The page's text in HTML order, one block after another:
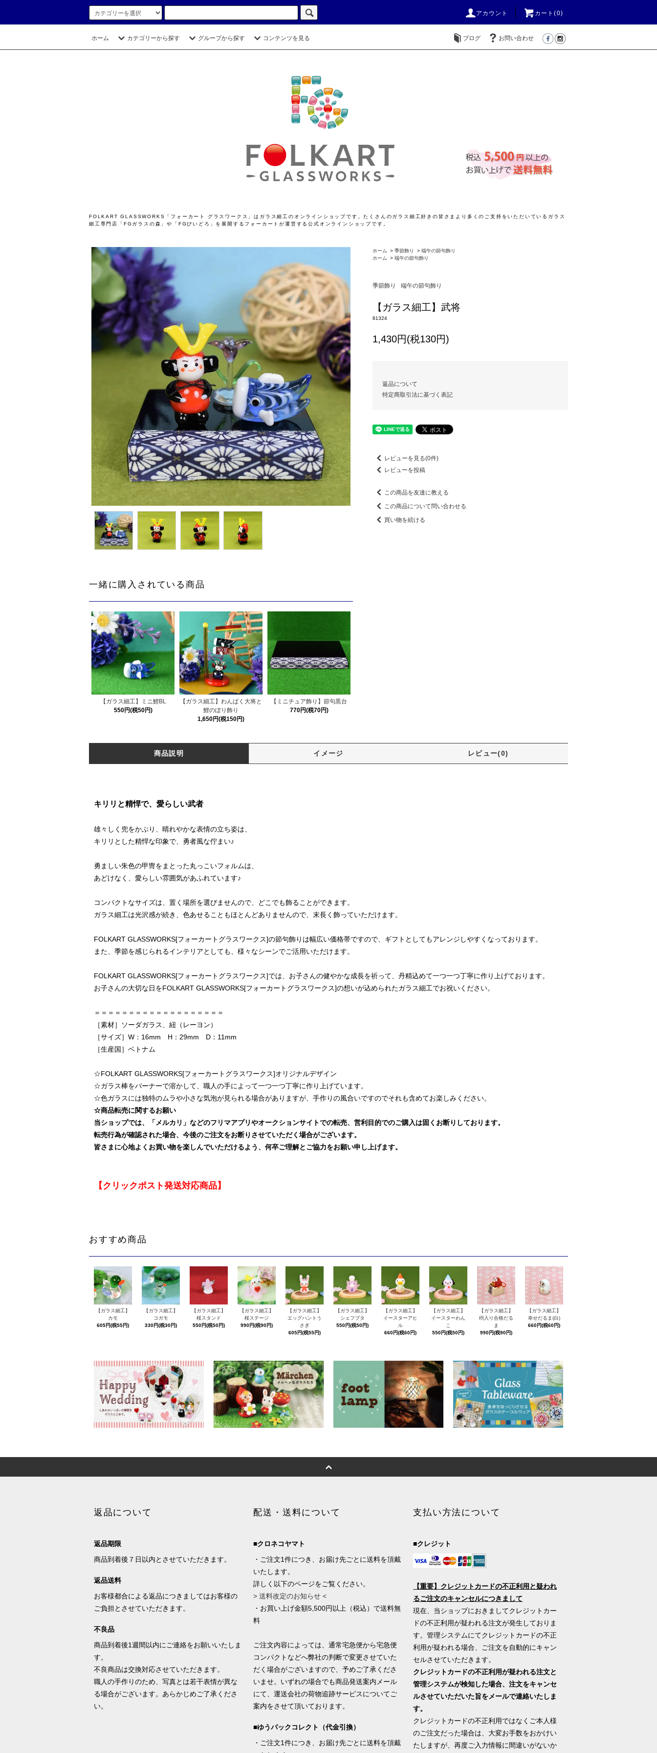
アカウント カート(0)
ホーム カテゴリーから探す グループから探す コンテンツを見る ブログ お問い合わせ
FOLKART GLASSWORKS「フォーカート グラスワークス」はガラス細工のオンラインショップです。たくさんのガラス細工好きの皆さまより多くのご支持をいただいているガラス
細工専門店「FGガラスの森」や「FGびいどろ」を展開するフォーカートが運営する公式オンラインショップです。
一緒に購入されている商品
【ガラス細工】ミニ鯉BL
550円(税50円)
【ガラス細工】わんぱく大将と
鯉のぼり飾り
1,650円(税150円)
【ミニチュア飾り】節句黒台
770円(税70円)
ホーム > 季節飾り > 端午の節句飾り
ホーム
> 端午の節句飾り
季節飾り 端午の節句飾り
【ガラス細工】武将
81324
1,430円(税130円)
返品について
特定商取引法に基づく表記
レビューを見る(0件)
レビューを投稿
この商品を友達に教える
この商品について問い合わせる
買い物を続ける
商品説明 イメージ レビュー(0)
キリリと精悍で、愛らしい武者
雄々しく兜をかぶり、晴れやかな表情の立ち姿は、
キリリとした精悍な印象で、勇者風な佇まい♪
勇ましい朱色の甲冑をまとった丸っこいフォルムは、
あどけなく、愛らしい雰囲気があふれています♪
コンパクトなサイズは、置く場所を選びませんので、どこでも飾ることができます。
ガラス細工は光沢感が続き、色あせることもほとんどありませんので、末長く飾っていただけます。
FOLKART GLASSWORKS[フォーカートグラスワークス]の節句飾りは幅広い価格帯ですので、ギフトとしてもアレンジしやすくなっております。
また、季節を感じられるインテリアとしても、様々なシーンでご活用いただけます。
FOLKART GLASSWORKS[フォーカートグラスワークス]では、お子さんの健やかな成長を祈って、丹精込めて一つ一つ丁寧に作り上げております。
お子さんの大切な日をFOLKART GLASSWORKS[フォーカートグラスワークス]の想いが込められたガラス細工でお祝いください。
＝＝＝＝＝＝＝＝＝＝＝＝＝＝＝＝＝＝＝
［素材］ソーダガラス、紐（レーヨン）
［サイズ］W：16mm H：29mm D：11mm
［生産国］ベトナム
☆FOLKART GLASSWORKS[フォーカートグラスワークス]オリジナルデザイン
☆ガラス棒をバーナーで溶かして、職人の手によって一つ一つ丁寧に作り上げています。
☆色ガラスには独特のムラや小さな気泡が見られる場合がありますが、手作りの風合いですのでそれも含めてお楽しみください。
☆商品転売に関するお願い
当ショップでは、「メルカリ」などのフリマアプリやオークションサイトでの転売、営利目的でのご購入は固くお断りしております。
転売行為が確認された場合、今後のご注文をお断りさせていただく場合がございます。
皆さまに心地よくお買い物を楽しんでいただけるよう、何卒ご理解とご協力をお願い申し上げます。
【クリックポスト発送対応商品】
おすすめ商品
【ガラス細工】
カモ
605円(税55円)
【ガラス細工】
コガモ
330円(税30円)
【ガラス細工】
桜スタンド
550円(税50円)
【ガラス細工】
桜ステージ
990円(税90円)
【ガラス細工】
エッグハントう
さぎ
605円(税55円)
【ガラス細工】
シェフブタ
550円(税50円)
【ガラス細工】
イースターアヒ
ル
660円(税60円)
【ガラス細工】
イースターわん
こ
550円(税50円)
【ガラス細工】
枡入り合格だる
ま
990円(税90円)
【ガラス細工】
幸せだるま(白)
660円(税60円)
返品について
返品期限
商品到着後７日以内とさせていただきます。
返品送料
お客様都合による返品につきましてはお客様の
ご負担とさせていただきます。
不良品
商品到着後1週間以内にご連絡をお願いいたしま
す。
不良商品は交換対応させていただきます。
職人の手作りのため、写真とは若干表情が異な
る場合がございます。あらかじめご了承くださ
い。
配送・送料について
■クロネコヤマト
・ご注文1件につき、お届け先ごとに送料を頂戴
いたします。
詳しく以下のページをご覧ください。
> 送料改定のお知らせ <
・お買い上げ金額5,500円以上（税込）で送料無
料
ご注文内容によっては、通常宅急便から宅急便
コンパクトなどへ弊社の判断で変更させていた
だく場合がございますので、予めご了承くださ
いませ。いずれの場合でも商品発送案内メール
にて、運送会社の荷物追跡サービスについてご
案内をさせて頂いております。
■ゆうパックコレクト（代金引換）
・ご注文1件につき、お届け先ごとに送料を頂戴
支払い方法について
■クレジット
【重要】クレジットカードの不正利用と疑われ
るご注文のキャンセルにつきまして
現在、当ショップにおきましてクレジットカー
ドの不正利用が疑われる注文が発生しておりま
す。管理システムにてクレジットカードの不正
利用が疑われる場合、ご注文を自動的にキャン
セルさせていただきます。
クレジットカードの不正利用が疑われる注文と
管理システムが検知した場合、注文をキャンセ
ルさせていただいた旨をメールで連絡いたしま
す。
クレジットカードの不正利用ではなくご本人様
のご注文だった場合は、大変お手数をおかけい
たしますが、再度ご入力情報に間違いがないか